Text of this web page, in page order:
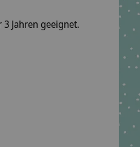
Jahren geeignet.